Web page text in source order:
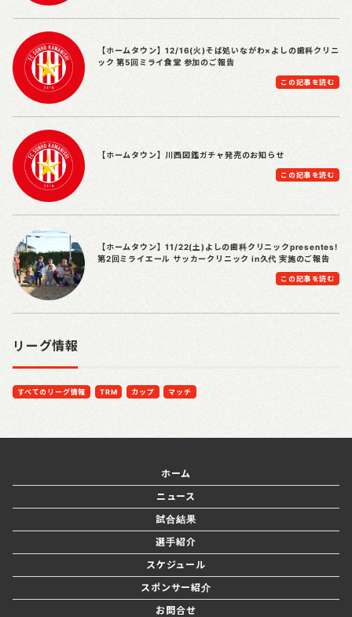
【ホームタウン】12/16(火)そば処いながわ×よしの歯科クリニ
ック 第5回ミライ食堂 参加のご報告
この記事を読む
【ホームタウン】川西図鑑ガチャ発売のお知らせ
この記事を読む
【ホームタウン】11/22(土)よしの歯科クリニックpresentes!
第2回ミライエール サッカークリニック in久代 実施のご報告
この記事を読む
リーグ情報
すべてのリーグ情報 TRM カップ マッチ
ホーム
ニュース
試合結果
選手紹介
スケジュール
スポンサー紹介
お問合せ